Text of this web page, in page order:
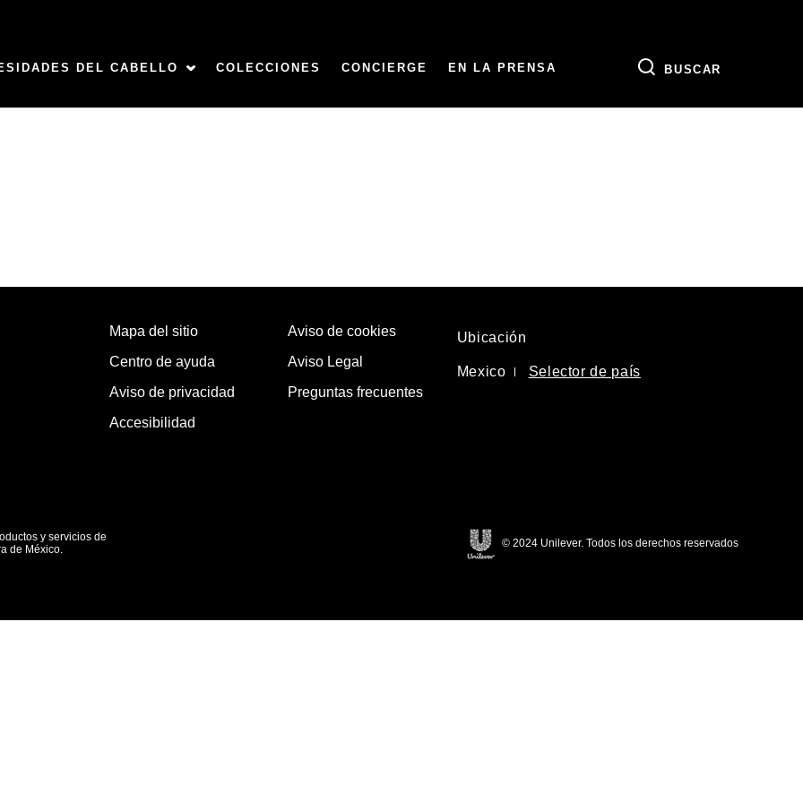
DEL CABELLO COLECCIONES CONCIERGE EN LA PRENSA BUSCAR
Mapa del sitio
Centro de ayuda
Aviso de privacidad
Accesibilidad
Aviso de cookies
Aviso Legal
Preguntas frecuentes
Ubicación
Mexico Selector de país
y servicios de
de México.
© 2024 Unilever. Todos los derechos reservados